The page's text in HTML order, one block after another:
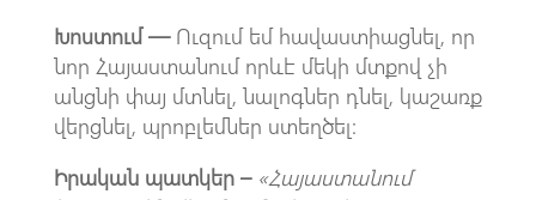
Խոստում —Ուզում եմ հավաստիացնել, որ
նոր Հայաստանում որևէ մեկի մտքով չի
անցնի փայ մտնել, նալոգներ դնել, կաշառք
վերցնել, պրոբլեմներ ստեղծել:
Իրական պատկեր – «Հայաստանում